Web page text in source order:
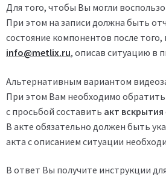
Для того, чтобы Вы могли
При этом на записи должна быть
состояние компонентов после
info@metlix.ru, описав ситуацию в
Альтернативным вариантом
При этом Вам необходимо обратить
с просьбой составить акт вскрытия
В акте обязательно должен быть
акта с описанием ситуации
В ответ Вы получите инструкции